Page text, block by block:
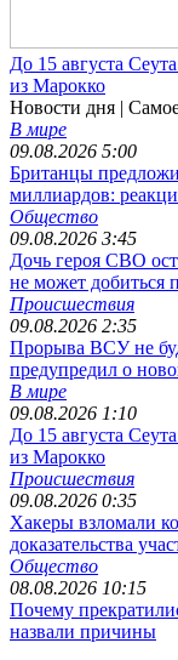
До 15 августа
из Марокко
Новости дня |
В мире
09.08.2026 5:00
Британцы
миллиардов:
Общество
09.08.2026 3:45
Дочь героя СВО
не может добиться
Происшествия
09.08.2026 2:35
Прорыва ВСУ не
предупредил о
В мире
09.08.2026 1:10
До 15 августа
из Марокко
Происшествия
09.08.2026 0:35
Хакеры взломали
доказательства
Общество
08.08.2026 10:15
Почему
назвали причины